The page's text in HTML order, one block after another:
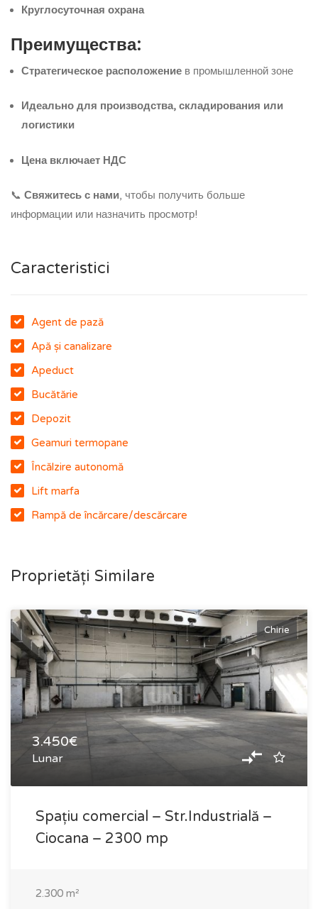
Круглосуточная охрана
Преимущества:
Стратегическое расположение в промышленной зоне
Идеально для производства, складирования или
логистики
Цена включает НДС
📞 Свяжитесь с нами, чтобы получить больше
информации или назначить просмотр!
Caracteristici
Agent de pază
Apă și canalizare
Apeduct
Bucătărie
Depozit
Geamuri termopane
Încălzire autonomă
Lift marfa
Rampă de încărcare/descărcare
Proprietăți Similare
Chirie
3.450€
Lunar
Spațiu comercial – Str.Industrială –
Ciocana – 2300 mp
2.300 m²